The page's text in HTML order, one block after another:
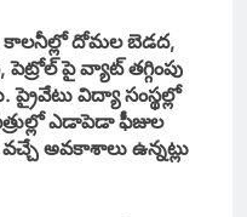
దోమల బెడద,
పై వ్యాట్ తగ్గింపు
విద్యా సంస్థల్లో
ఎడాపెడా ఫీజుల
అవకాశాలు ఉన్నట్లు